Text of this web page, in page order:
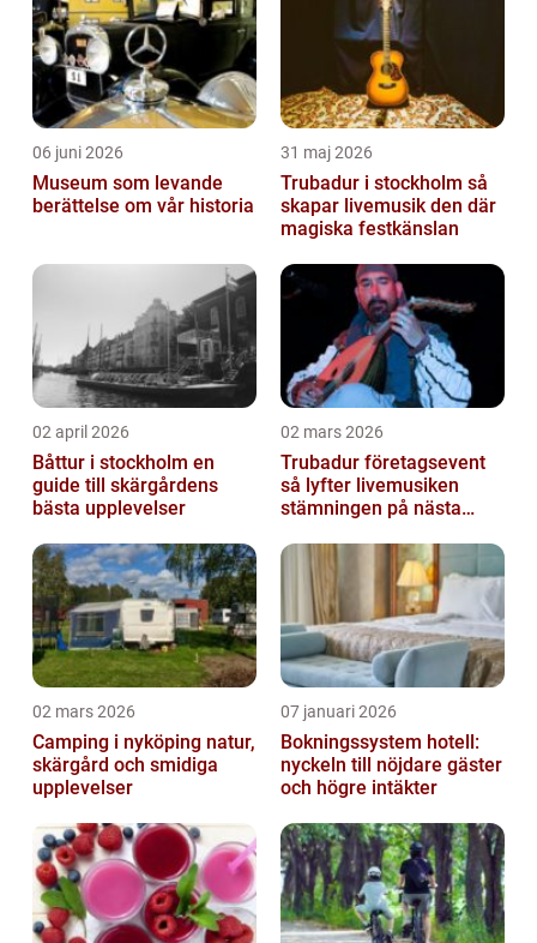
...
06 juni 2026
Museum som levande
berättelse om vår historia
31 maj 2026
Trubadur i stockholm så
skapar livemusik den där
magiska festkänslan
02 april 2026
Båttur i stockholm en
guide till skärgårdens
bästa upplevelser
02 mars 2026
Trubadur företagsevent
så lyfter livemusiken
stämningen på nästa
02 mars 2026
Camping i nyköping natur,
skärgård och smidiga
upplevelser
07 januari 2026
Bokningssystem hotell:
nyckeln till nöjdare gäster
och högre intäkter